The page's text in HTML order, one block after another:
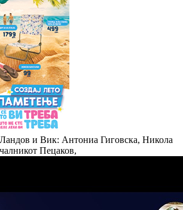
и Вик: Антониа Гиговска, Никола
Пецаков,